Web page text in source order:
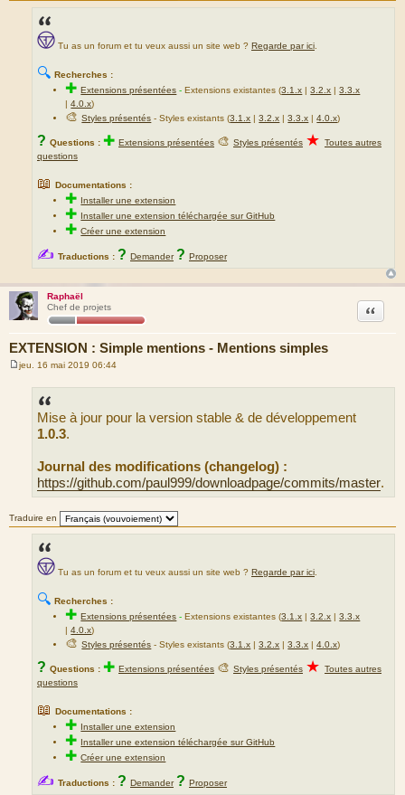
Tu as un forum et tu veux aussi un site web ? Regarde par ici
🔍 Recherches :
✚Extensions présentées -Extensions existantes (3.1.x |3.2.x |3.3.x
|4.0.x)
🎨Styles présentés - Styles existants (3.1.x |3.2.x |3.3.x |4.0.x)
? Questions : ✚ Extensions présentées 🎨 Styles présentés ★ Toutes autres
questions
📖 Documentations :
✚ Installer une extension
✚ Installer une extension téléchargée sur GitHub
✚Créer une extension
✍ Traductions : ? Demander ? Proposer
Raphaël
Chef de projets
EXTENSION : Simple mentions - Mentions simples
Citation
jeu. 16 mai 2019 06:44
Mise à jour pour la version stable & de développement
1.0.3.
Journal des modifications (changelog) :
https://github.com/paul999/downloadpage/commits/master.
Traduire en
Tu as un forum et tu veux aussi un site web ? Regarde par ici
🔍 Recherches :
✚Extensions présentées -Extensions existantes (3.1.x |3.2.x |3.3.x
|4.0.x)
🎨Styles présentés - Styles existants (3.1.x |3.2.x |3.3.x |4.0.x)
? Questions : ✚ Extensions présentées 🎨 Styles présentés ★ Toutes autres
questions
📖 Documentations :
✚ Installer une extension
✚ Installer une extension téléchargée sur GitHub
✚Créer une extension
✍ Traductions : ? Demander ? Proposer